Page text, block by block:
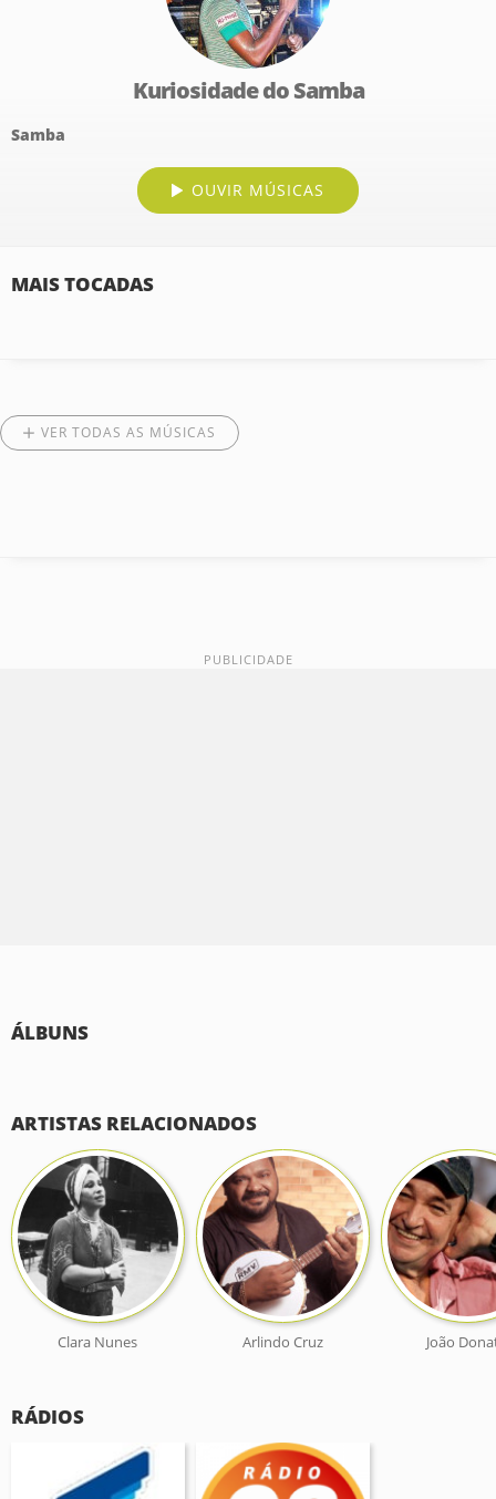
Kuriosidade do Samba
Samba
OUVIR MÚSICAS
MAIS TOCADAS
VER TODAS AS MÚSICAS
ÁLBUNS
ARTISTAS RELACIONADOS
Clara Nunes Arlindo Cruz João
RÁDIOS